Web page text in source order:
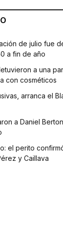
de julio fue
a fin de año
a una
con cosméticos
arranca el
a Daniel
el perito
y Caillava